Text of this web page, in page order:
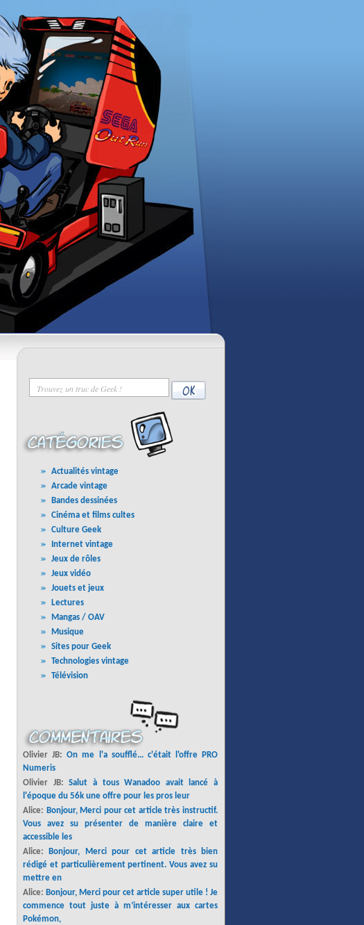
Actualités vintage
Arcade vintage
Bandes dessinées
Cinéma et films cultes
Culture Geek
Internet vintage
Jeux de rôles
Jeux vidéo
Jouets et jeux
Lectures
Mangas / OAV
Musique
Sites pour Geek
Technologies vintage
Télévision
Olivier JB:On me l'a soufflé... c'était l'offre PRO
Numeris
Olivier JB:Salut à tous Wanadoo avait lancé à
l'époque du 56k une offre pour les pros leur
Alice: Bonjour, Merci pour cet article très instructif.
Vous avez su présenter de manière claire et
accessible les
Alice:
Bonjour, Merci pour cet article très bien
rédigé et particulièrement pertinent. Vous avez su
mettre en
Alice: Bonjour, Merci pour cet article super utile ! Je
commence tout juste à m’intéresser aux cartes
Pokémon,